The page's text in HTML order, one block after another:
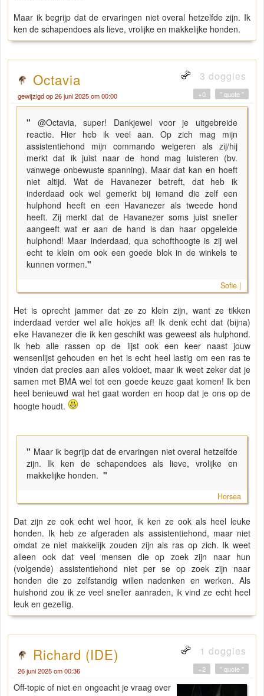
Maar ik begrijp dat de ervaringen niet overal hetzelfde zijn. Ik
ken de schapendoes als lieve, vrolijke en makkelijke honden.
Octavia 3 doggies
gewijzigd op 26 juni 2025 om 00:00 " quote "
+0
" @Octavia, super! Dankjewel voor je uitgebreide
reactie. Hier heb ik veel aan. Op zich mag mijn
assistentiehond mijn commando weigeren als zij/hij
merkt dat ik juist naar de hond mag luisteren (bv.
vanwege onbewuste spanning). Maar dat kan en hoeft
niet altijd. Wat de Havanezer betreft, dat heb ik
inderdaad ook wel gemerkt bij iemand die zelf een
hulphond heeft en een Havanezer als tweede hond
heeft. Zij merkt dat de Havanezer soms juist sneller
aangeeft wat er aan de hand is dan haar opgeleide
hulphond! Maar inderdaad, qua schofthoogte is zij wel
echt te klein om ook een goede blok in de winkels te
kunnen vormen."
Sofie |
Het is oprecht jammer dat ze zo klein zijn, want ze tikken
inderdaad verder wel alle hokjes af! Ik denk echt dat (bijna)
elke Havanezer die ik ken geschikt was geweest als hulphond.
Ik heb alle rassen op de lijst ook een keer naast jouw
wensenlijst gehouden en het is echt heel lastig om een ras te
vinden dat precies aan alles voldoet, maar ik weet zeker dat je
samen met BMA wel tot een goede keuze gaat komen! Ik ben
heel benieuwd wat het gaat worden en hoop dat je ons op de
hoogte houdt.
" Maar ik begrijp dat de ervaringen niet overal hetzelfde
zijn. Ik ken de schapendoes als lieve, vrolijke en
makkelijke honden. "
Horsea
Dat zijn ze ook echt wel hoor, ik ken ze ook als heel leuke
honden. Ik heb ze afgeraden als assistentiehond, maar niet
omdat ze niet makkelijk zouden zijn als ras op zich. Ik weet
alleen ook dat veel mensen die op zoek zijn naar hun
(volgende) assistentiehond niet per se op zoek zijn naar
honden die zo zelfstandig willen nadenken en werken. Als
huishond zou ik ze veel sneller aanraden, ik vind ze echt heel
leuk en gezellig.
Richard (IDE) 1 doggies
26 juni 2025 om 00:36 " quote "
+2
Off-topic of niet en ongeacht je vraag over